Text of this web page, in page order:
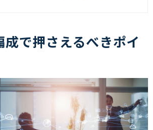
成で押さえるべきポイ